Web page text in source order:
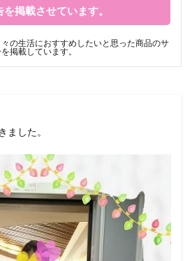
掲載させています。
の生活におすすめしたいと思った商品のサ
掲載しています。
ました。